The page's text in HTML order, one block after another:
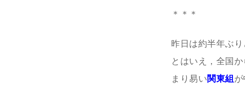
＊＊＊
昨日は約半年ぶり
とはいえ，全国
まり易い関東組 が